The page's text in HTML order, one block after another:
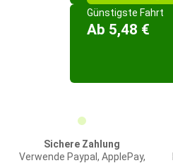
Günstigste Fahrt
Ab 5,48 €
Sichere Zahlung
Verwende Paypal, ApplePay,